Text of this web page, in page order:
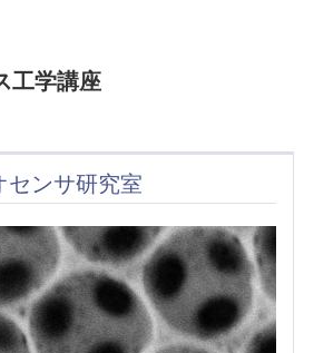
工学講座
センサ研究室